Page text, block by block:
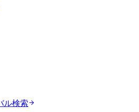
ル検索